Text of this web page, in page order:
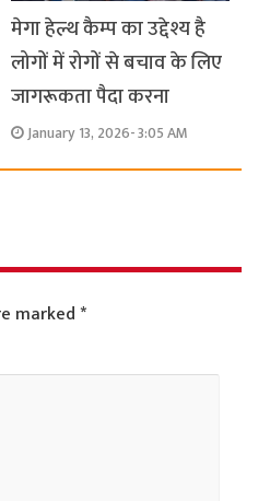
मेगा हेल्थ कैम्प का उद्देश्य है
लोगों में रोगों से बचाव के लिए
जागरूकता पैदा करना
January 13, 2026- 3:05 AM
marked*